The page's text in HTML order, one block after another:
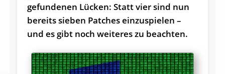
gefundenen Lücken: Statt vier sind nun
bereits sieben Patches einzuspielen –
und es gibt noch weiteres zu beachten.